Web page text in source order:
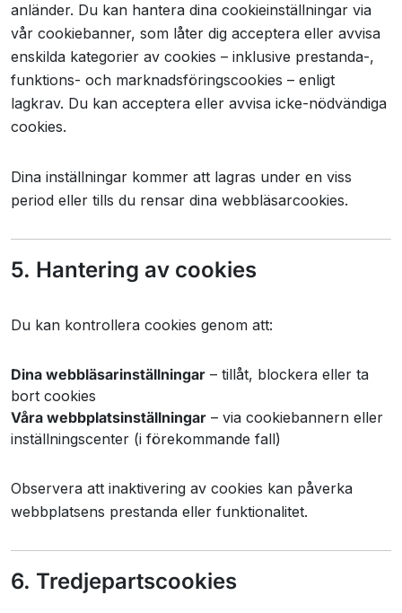
anländer. Du kan hantera dina cookieinställningar via
vår cookiebanner, som låter dig acceptera eller avvisa
enskilda kategorier av cookies – inklusive prestanda-,
funktions- och marknadsföringscookies – enligt
lagkrav. Du kan acceptera eller avvisa icke-nödvändiga
cookies.
Dina inställningar kommer att lagras under en viss
period eller tills du rensar dina webbläsarcookies.
5. Hantering av cookies
Du kan kontrollera cookies genom att:
Dina webbläsarinställningar – tillåt, blockera eller ta
bort cookies
Våra webbplatsinställningar – via cookiebannern eller
inställningscenter (i förekommande fall)
Observera att inaktivering av cookies kan påverka
webbplatsens prestanda eller funktionalitet.
6. Tredjepartscookies